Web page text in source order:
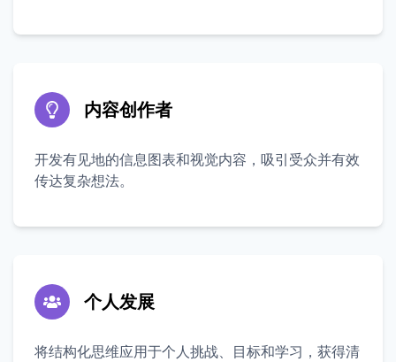
内容创作者
开发有见地的信息图表和视觉内容，吸引受众并有效
传达复杂想法。
个人发展
将结构化思维应用于个人挑战、目标和学习，获得清